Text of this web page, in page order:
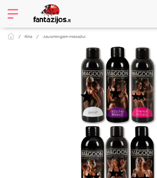
Kita Jausmingam masažui